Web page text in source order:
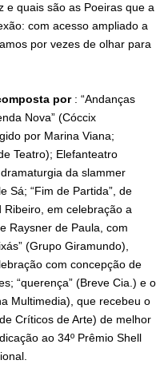
e quais são as Poeiras que a
com acesso ampliado a
por vezes de olhar para
por: “Andanças
Nova” (Cóccix
por Marina Viana;
Teatro); Elefanteatro
da slammer
Sá; “Fim de Partida”, de
Ribeiro, em celebração a
Raysner de Paula, com
(Grupo Giramundo),
com concepção de
“querença” (Breve Cia.) e o
Multimedia), que recebeu o
Críticos de Arte) de melhor
ao 34º Prêmio Shell